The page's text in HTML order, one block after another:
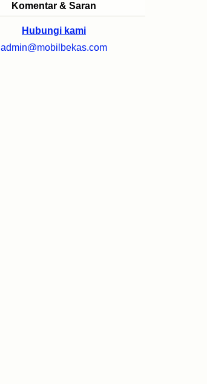
Komentar & Saran
Hubungi kami
admin@mobilbekas.com